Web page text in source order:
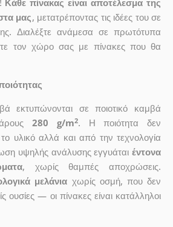
Κάθε πίνακας είναι αποτέλεσμα της
μας, μετατρέποντας τις ιδέες του σε
Διαλέξτε ανάμεσα σε πρωτότυπα
τον χώρο σας με πίνακες που θα
εκτυπώνονται σε ποιοτικό καμβά
280 g/m2. Η ποιότητα δεν
υλικό αλλά και από την τεχνολογία
υψηλής ανάλυσης εγγυάταιέντονα
, χωρίς θαμπές αποχρώσεις.
μελάνια χωρίς οσμή, που δεν
ουσίες — οι πίνακες είναι κατάλληλοι